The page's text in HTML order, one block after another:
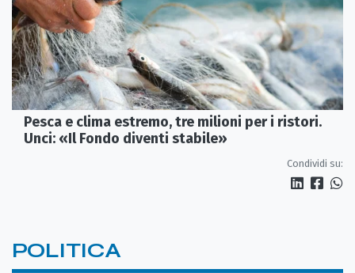
Pesca e clima estremo, tre milioni per i ristori.
Unci: «Il Fondo diventi stabile»
Condividi su:
POLITICA